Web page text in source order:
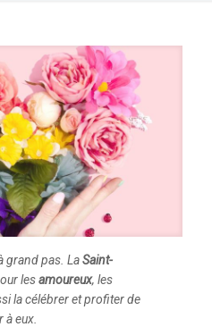
grand pas. LaSaint-
lesamoureux, les
la célébrer et profiter de
eux.